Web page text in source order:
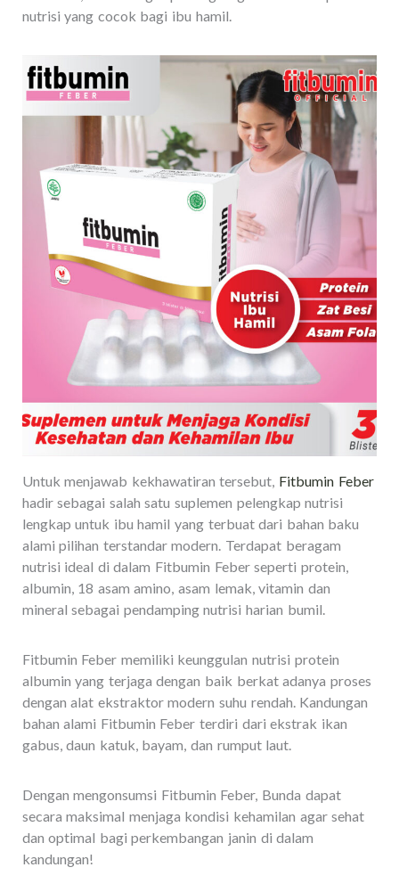
nutrisi yang cocok bagi ibu hamil.
Untuk menjawab kekhawatiran tersebut, Fitbumin Feber
hadir sebagai salah satu suplemen pelengkap nutrisi
lengkap untuk ibu hamil yang terbuat dari bahan baku
alami pilihan terstandar modern. Terdapat beragam
nutrisi ideal di dalam Fitbumin Feber seperti protein,
albumin, 18 asam amino, asam lemak, vitamin dan
mineral sebagai pendamping nutrisi harian bumil.
Fitbumin Feber memiliki keunggulan nutrisi protein
albumin yang terjaga dengan baik berkat adanya proses
dengan alat ekstraktor modern suhu rendah. Kandungan
bahan alami Fitbumin Feber terdiri dari ekstrak ikan
gabus, daun katuk, bayam, dan rumput laut.
Dengan mengonsumsi Fitbumin Feber, Bunda dapat
secara maksimal menjaga kondisi kehamilan agar sehat
dan optimal bagi perkembangan janin di dalam
kandungan!